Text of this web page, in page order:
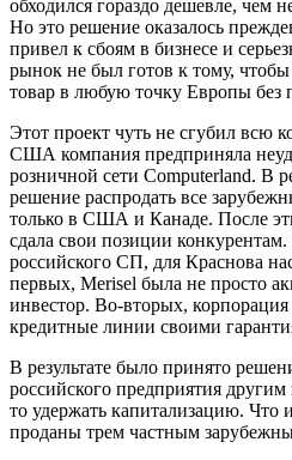
обходился гораздо дешевле, чем
Но это решение оказалось
привел к сбоям в бизнесе и
рынок не был готов к тому, чтобы
товар в любую точку Европы без
Этот проект чуть не сгубил всю
США компания предприняла
розничной сети Computerland. В
решение распродать все
только в США и Канаде. После
сдала свои позиции
российского СП, для Краснова
первых, Merisel была не просто
инвестор. Во-вторых, корпорация
кредитные линии своими
В результате было принято
российского предприятия
то удержать капитализацию.
проданы трем частным